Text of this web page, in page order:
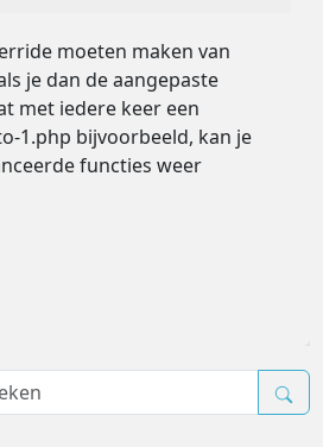
moeten maken van
je dan de aangepaste
met iedere keer een
1.php bijvoorbeeld, kan je
functies weer